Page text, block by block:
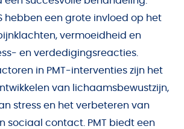
hebben een grote invloed op het
vermoeidheid en
en verdedigingsreacties.
in PMT-interventies zijn het
van lichaamsbewustzijn,
stress en het verbeteren van
sociaal contact. PMT biedt een